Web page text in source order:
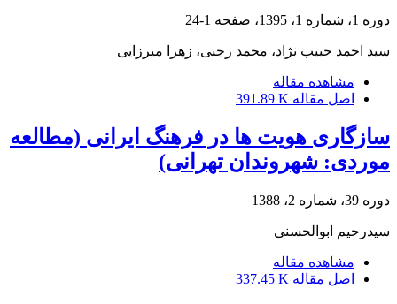
دوره 1، شماره 1، 1395، صفحه 1-24
سید احمد حبیب نژاد، محمد رجبی، زهرا میرزایی
مشاهده مقاله
اصل مقاله 391.89 K
سازگاری هویت ها در فرهنگ ایرانی (مطالعه
موردی: شهروندان تهرانی)
دوره 39، شماره 2، 1388
سیدرحیم ابوالحسنی
مشاهده مقاله
اصل مقاله 337.45 K